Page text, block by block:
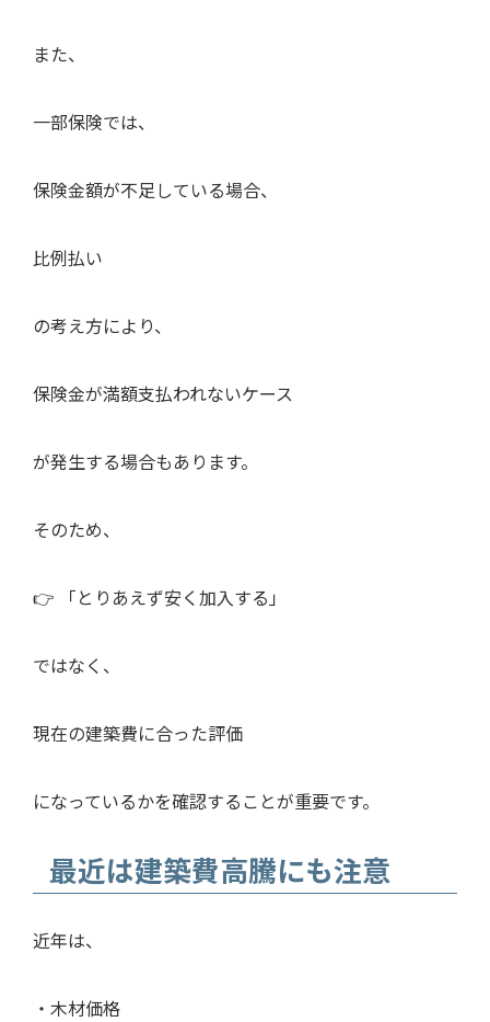
また、
一部保険では、
保険金額が不足している場合、
比例払い
の考え方により、
保険金が満額支払われないケース
が発生する場合もあります。
そのため、
👉 「とりあえず安く加入する」
ではなく、
現在の建築費に合った評価
になっているかを確認することが重要です。
最近は建築費高騰にも注意
近年は、
・木材価格